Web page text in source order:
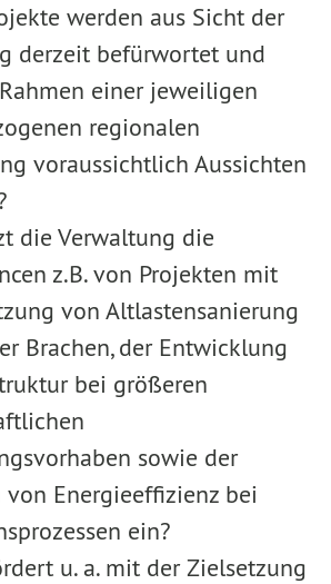
werden aus Sicht der
derzeit befürwortet und
einer jeweiligen
regionalen
voraussichtlich Aussichten
die Verwaltung die
z.B. von Projekten mit
von Altlastensanierung
Brachen, der Entwicklung
bei größeren
sowie der
von Energieeffizienz bei
ein?
u. a. mit der Zielsetzung